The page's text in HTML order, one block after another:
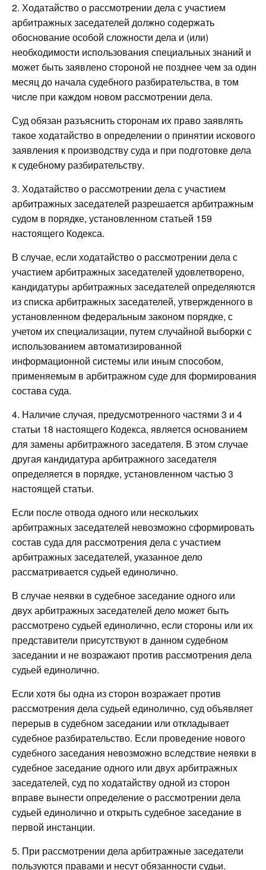
2. Ходатайство о рассмотрении дела с участием
арбитражных заседателей должно содержать
обоснование особой сложности дела и (или)
необходимости использования специальных знаний и
может быть заявлено стороной не позднее чем за один
месяц до начала судебного разбирательства, в том
числе при каждом новом рассмотрении дела.
Суд обязан разъяснить сторонам их право заявлять
такое ходатайство в определении о принятии искового
заявления к производству суда и при подготовке дела
к судебному разбирательству.
3. Ходатайство о рассмотрении дела с участием
арбитражных заседателей разрешается арбитражным
судом в порядке, установленном статьей 159
настоящего Кодекса.
В случае, если ходатайство о рассмотрении дела с
участием арбитражных заседателей удовлетворено,
кандидатуры арбитражных заседателей определяются
из списка арбитражных заседателей, утвержденного в
установленном федеральным законом порядке, с
учетом их специализации, путем случайной выборки с
использованием автоматизированной
информационной системы или иным способом,
применяемым в арбитражном суде для формирования
состава суда.
4. Наличие случая, предусмотренного частями 3 и 4
статьи 18 настоящего Кодекса, является основанием
для замены арбитражного заседателя. В этом случае
другая кандидатура арбитражного заседателя
определяется в порядке, установленном частью 3
настоящей статьи.
Если после отвода одного или нескольких
арбитражных заседателей невозможно сформировать
состав суда для рассмотрения дела с участием
арбитражных заседателей, указанное дело
рассматривается судьей единолично.
В случае неявки в судебное заседание одного или
двух арбитражных заседателей дело может быть
рассмотрено судьей единолично, если стороны или их
представители присутствуют в данном судебном
заседании и не возражают против рассмотрения дела
судьей единолично.
Если хотя бы одна из сторон возражает против
рассмотрения дела судьей единолично, суд объявляет
перерыв в судебном заседании или откладывает
судебное разбирательство. Если проведение нового
судебного заседания невозможно вследствие неявки в
судебное заседание одного или двух арбитражных
заседателей, суд по ходатайству одной из сторон
вправе вынести определение о рассмотрении дела
судьей единолично и открыть судебное заседание в
первой инстанции.
5. При рассмотрении дела арбитражные заседатели
пользуются правами и несут обязанности судьи.